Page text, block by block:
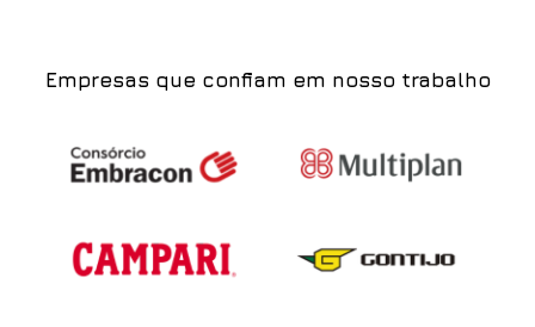
Empresas que confiam em nosso trabalho